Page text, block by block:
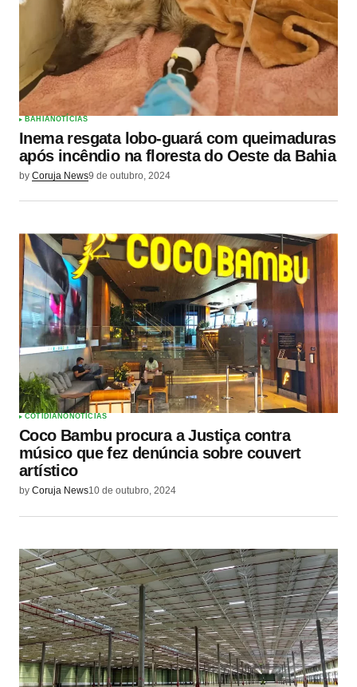
BAHIANOTÍCIAS
Inema resgata lobo-guará com queimaduras
após incêndio na floresta do Oeste da Bahia
by Coruja News9 de outubro, 2024
COTIDIANO NOTÍCIAS
Coco Bambu procura a Justiça contra
músico que fez denúncia sobre couvert
artístico
by Coruja News10 de outubro, 2024